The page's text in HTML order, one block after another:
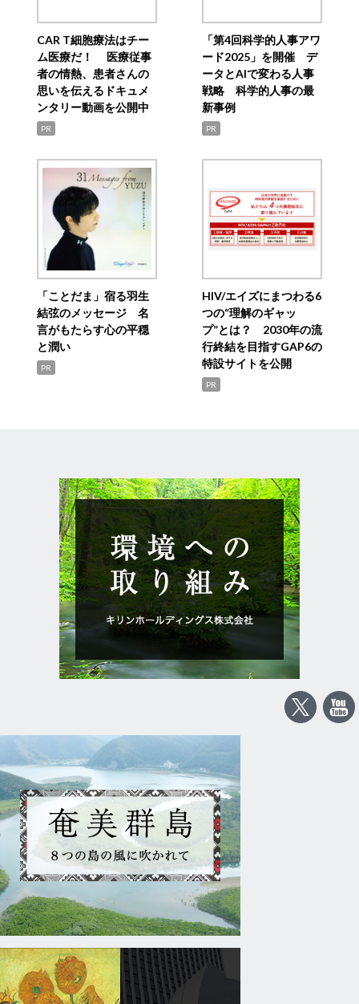
CAR T細胞療法はチー
ム医療だ！ 医療従事
者の情熱、患者さんの
思いを伝えるドキュメ
ンタリー動画を公開中
PR
「第4回科学的人事アワ
ード2025」を開催 デ
ータとAIで変わる人事
戦略 科学的人事の最
新事例
PR
「ことだま」宿る羽生
結弦のメッセージ 名
言がもたらす心の平穏
と潤い
PR
HIV/エイズにまつわる6
つの“理解のギャッ
プ”とは？ 2030年の流
行終結を目指すGAP6の
特設サイトを公開
PR